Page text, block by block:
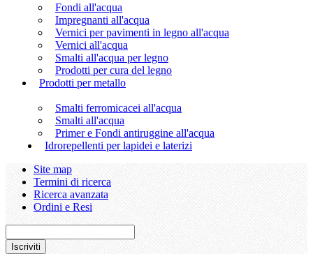
Fondi all'acqua
Impregnanti all'acqua
Vernici per pavimenti in legno all'acqua
Vernici all'acqua
Smalti all'acqua per legno
Prodotti per cura del legno
Prodotti per metallo
Smalti ferromicacei all'acqua
Smalti all'acqua
Primer e Fondi antiruggine all'acqua
Idrorepellenti per lapidei e laterizi
Site map
Termini di ricerca
Ricerca avanzata
Ordini e Resi
Iscriviti